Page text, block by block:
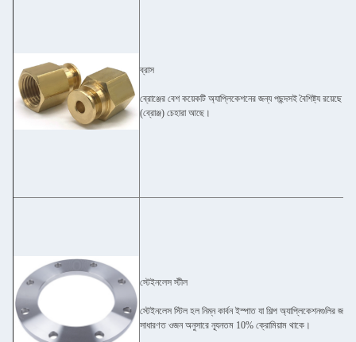
ব্রাস
ব্রোঞ্জের বেশ কয়েকটি অ্যাপ্লিকেশনের জন্য পছন্দসই বৈশিষ্ট্য রয়েছে।
(ব্রোঞ্জ) চেহারা আছে।
স্টেইনলেস স্টীল
স্টেইনলেস স্টিল হল নিম্ন কার্বন ইস্পাত যা শিল্প অ্যাপ্লিকেশনগুলির
সাধারণত ওজন অনুসারে ন্যূনতম 10% ক্রোমিয়াম থাকে।